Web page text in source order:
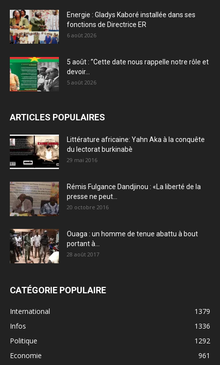
Energie : Gladys Kaboré installée dans ses
fonctions de Directrice ER
6 août 2026
5 août : ”Cette date nous rappelle notre rôle et
devoir...
5 août 2026
ARTICLES POPULAIRES
Littérature africaine: Yahn Aka à la conquête
du lectorat burkinabè
29 mai 2016
Rémis Fulgance Dandjinou : «La liberté de la
presse ne peut...
20 octobre 2016
Ouaga : un homme de tenue abattu à bout
portant à...
28 août 2017
CATÉGORIE POPULAIRE
International
1379
Infos
1336
Politique
1292
Economie
961